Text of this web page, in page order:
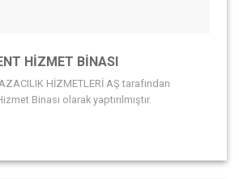
HİZMET BİNASI
HİZMETLERİ AŞ tarafından
Binası olarak yaptırılmıştır.